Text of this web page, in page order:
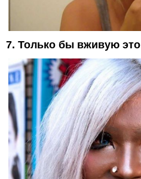
7. Только бы вживую